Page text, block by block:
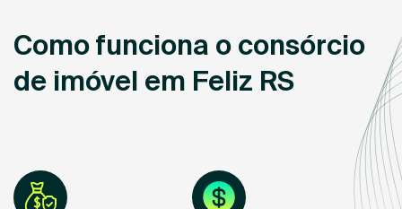
Como funciona o consórcio
de imóvel em Feliz RS